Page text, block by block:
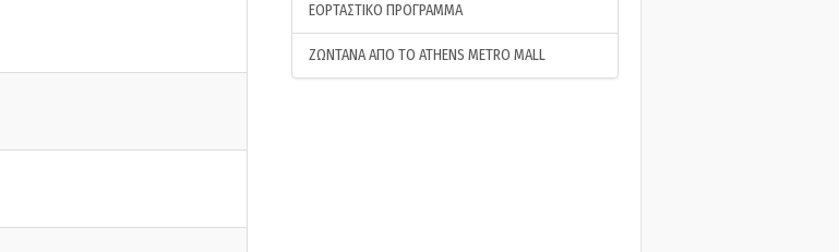
ΕΟΡΤΑΣΤΙΚΟ ΠΡΟΓΡΑΜΜΑ
ΖΩΝΤΑΝΑ ΑΠΟ ΤΟ ATHENS METRO MALL